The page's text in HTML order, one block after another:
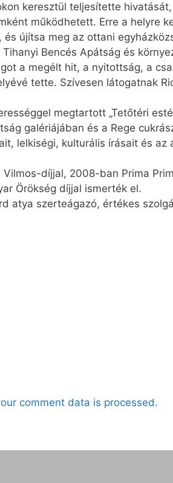
keresztül teljesítette
működhetett. Erre a helyre
újítsa meg az ottani
Bencés Apátság és
a megélt hit, a nyitottság, a
tette. Szívesen látogatnak
megtartott „Tetőtéri
galériájában és a Rege
lelkiségi, kulturális írásait és
díjjal, 2008-ban Prima
Örökség díjjal ismerték el.
atya szerteágazó, értékes
comment data is processed.